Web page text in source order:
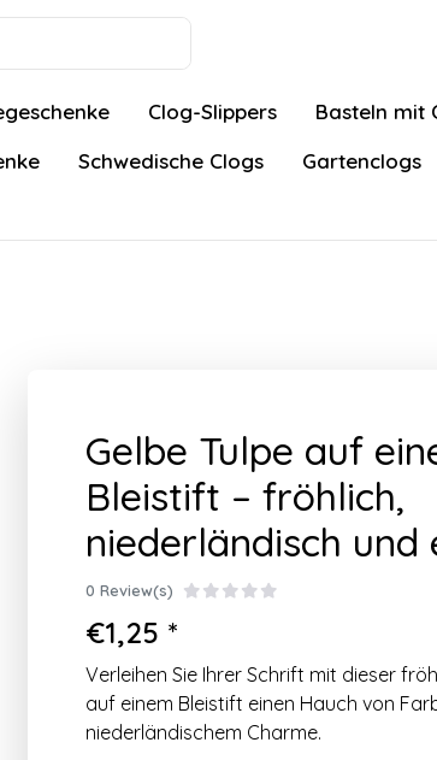
Clog-Slippers
Basteln mit
Schwedische Clogs Gartenclogs
Gelbe Tulpe auf
Bleistift – fröhlich,
niederländisch und
0 Review(s)
€1,25 *
Verleihen Sie Ihrer Schrift mit dieser
auf einem Bleistift einen Hauch von
niederländischem Charme.